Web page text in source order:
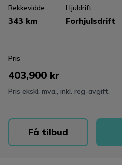
Rekkevidde
343 km
Hjuldrift
Forhjulsdrift
Pris
403,900 kr
Pris ekskl. mva., inkl. reg-avgift.
Få tilbud